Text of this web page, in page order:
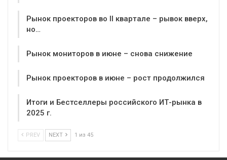
Рынок проекторов во II квартале – рывок вверх,
но…
Рынок мониторов в июне – снова снижение
Рынок проекторов в июне – рост продолжился
Итоги и Бестселлеры российского ИТ-рынка в
2025 г.
PREV NEXT 1 из 45